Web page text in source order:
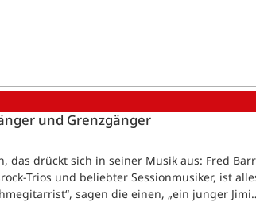
und Grenzgänger
das drückt sich in seiner Musik aus: Fred
Trios und beliebter Sessionmusiker, ist
sagen die einen, „ein junger